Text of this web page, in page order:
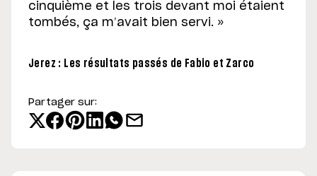
cinquième et les trois devant moi étaient
tombés, ça m’avait bien servi. »
Jerez : Les résultats passés de Fabio et Zarco
Partager sur: